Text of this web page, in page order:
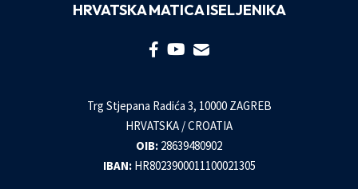
HRVATSKA MATICA ISELJENIKA
Trg Stjepana Radića 3, 10000 ZAGREB
HRVATSKA / CROATIA
OIB: 28639480902
IBAN: HR8023900011100021305